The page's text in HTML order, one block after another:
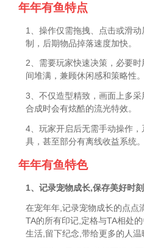
年年有鱼特点
1、操作仅需拖拽、点击或滑
制，后期物品掉落速度加快。
2、需要玩家快速决策，必要
间堆满，兼顾休闲感和策略性。
3、不仅造型精致，画面上多
合成时会有炫酷的流光特效。
4、玩家开启后无需手动操作
具，甚至部分有离线收益系统。
年年有鱼特色
1、记录宠物成长,保存美好时刻
在宠年年,记录宠物成长的点点
TA的所有印记,定格与TA相处
生活,留下纪念,带给更多的人温